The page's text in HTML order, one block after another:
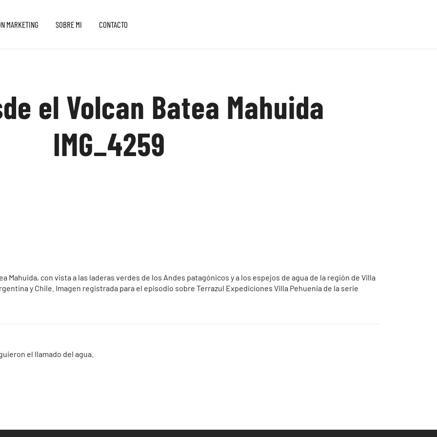
MARKETING SOBRE MI CONTACTO
el Volcan Batea Mahuida
IMG_4259
Mahuida, con vista a las laderas verdes de los Andes patagónicos y a los espejos de agua de la región de Villa
y Chile. Imagen registrada para el episodio sobre Terrazul Expediciones Villa Pehuenia de la serie
el llamado del agua.